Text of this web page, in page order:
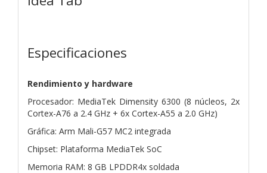
Especificaciones
Rendimiento y hardware
Procesador: MediaTek Dimensity 6300 (8 núcleos, 2x
Cortex-A76 a 2.4 GHz + 6x Cortex-A55 a 2.0 GHz)
Gráfica: Arm Mali-G57 MC2 integrada
Chipset: Plataforma MediaTek SoC
Memoria RAM: 8 GB LPDDR4x soldada